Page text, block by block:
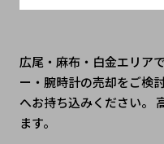
広尾・麻布・白金エリア
ー・腕時計の売却をご検
へお持ち込みください。
ます。